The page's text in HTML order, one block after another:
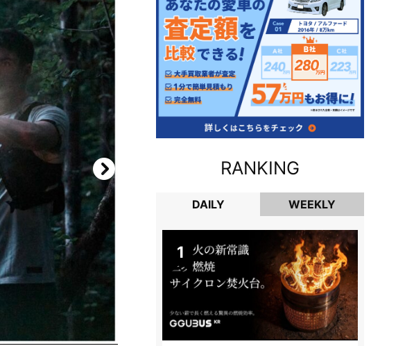
RANKING
DAILY WEEKLY
DAILY